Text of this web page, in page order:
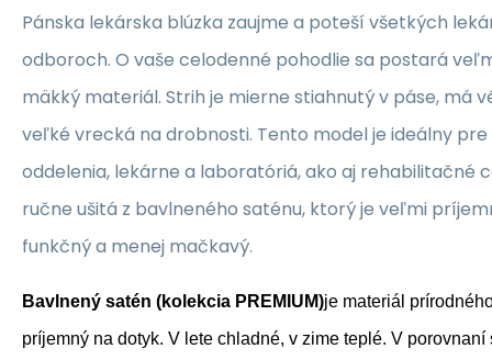
Pánska lekárska blúzka zaujme a poteší všetkých
odboroch. O vaše celodenné pohodlie sa postará
mäkký materiál. Strih je mierne stiahnutý v páse, má
veľké vrecká na drobnosti. Tento model je ideálny
oddelenia, lekárne a laboratóriá, ako aj rehabilitačné
ručne ušitá z bavlneného saténu, ktorý je veľmi
funkčný a menej mačkavý.
Bavlnený satén (kolekcia PREMIUM)je materiál
príjemný na dotyk. V lete chladné, v zime teplé. V